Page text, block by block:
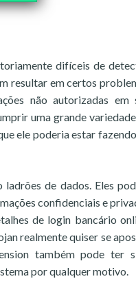
difíceis de
resultar em certos
não autorizadas em
uma grande
ele poderia estar
de dados. Eles
confidenciais e
de login bancário
realmente quiser se
também pode ter
por qualquer motivo.